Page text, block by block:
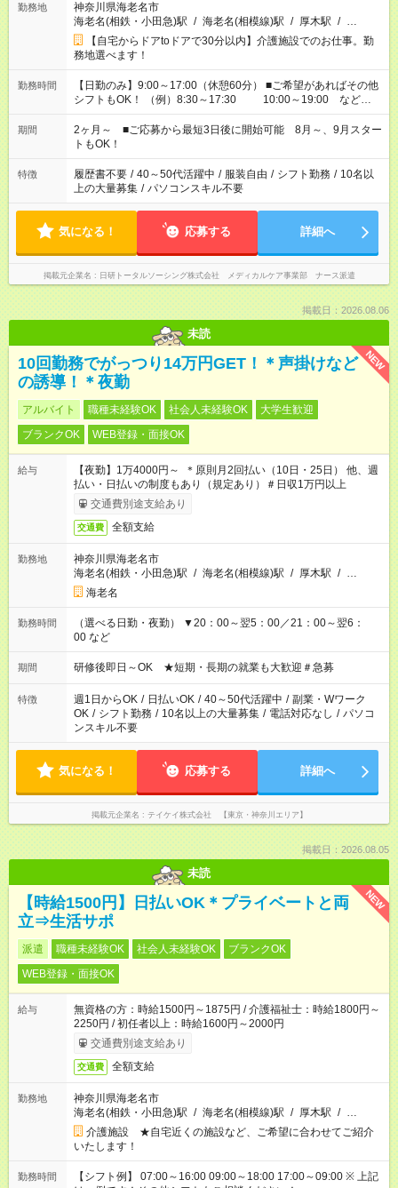
勤務地
神奈川県海老名市
海老名(相鉄・小田急)駅 / 海老名(相模線)駅 / 厚木駅 / …
【自宅からドアtoドアで30分以内】介護施設でのお仕事。勤
務地選べます！
勤務時間
【日勤のみ】9:00～17:00（休憩60分） ■ご希望があればその他
シフトもOK！ （例）8:30～17:30 10:00～19:00 など
「家族とお休みを合わせたい」 「できれば残業はしたくない」
など、あなたのご希望に沿ったお仕事をご紹介します！ ※Wワ
ーク希望の方へ 今ご覧のお仕事で希望する勤務時間と、もう1つ
のお仕事の勤務時間。 合計で週40時間を超える場合は応募でき
ません
期間
2ヶ月～ ■ご応募から最短3日後に開始可能 8月～、9月スター
トもOK！
特徴 履歴書不要 / 40～50代活躍中 / 服装自由 / シフト勤務 / 10名以
上の大量募集 / パソコンスキル不要
気になる！ 応募する 詳細へ
掲載元企業名 日研トータルソーシング株式会社 メディカルケア事業部 ナース派遣
掲載日：2026.08.06
未読
NEW
10回勤務でがっつり14万円GET！＊声掛けなど
の誘導！＊夜勤
アルバイト 職種未経験OK 社会人未経験OK
大学生歓迎
ブランクOK
WEB登録・面接OK
給与
【夜勤】1万4000円～ ＊原則月2回払い（10日・25日） 他、週
払い・日払いの制度もあり（規定あり）＃日収1万円以上
交通費別途支給あり
交通費 全額支給
勤務地
神奈川県海老名市
海老名(相鉄・小田急)駅 / 海老名(相模線)駅 / 厚木駅 / …
海老名
勤務時間
（選べる日勤・夜勤） ▼20：00～翌5：00／21：00～翌6：
00 など
期間 研修後即日～OK ★短期・長期の就業も大歓迎＃急募
特徴 週1日からOK / 日払いOK / 40～50代活躍中 / 副業・Wワーク
OK / シフト勤務 / 10名以上の大量募集 / 電話対応なし / パソコ
ンスキル不要
気になる！ 応募する 詳細へ
掲載元企業名 テイケイ株式会社 【東京・神奈川エリア】
掲載日：2026.08.05
未読
NEW
【時給1500円】日払いOK＊プライベートと両
立⇒生活サポ
派遣 職種未経験OK 社会人未経験OK
ブランクOK
WEB登録・面接OK
給与
無資格の方：時給1500円～1875円 / 介護福祉士：時給1800円～
2250円 / 初任者以上：時給1600円～2000円
交通費別途支給あり
交通費 全額支給
勤務地
神奈川県海老名市
海老名(相鉄・小田急)駅 / 海老名(相模線)駅 / 厚木駅 / …
介護施設 ★自宅近くの施設など、ご希望に合わせてご紹介
いたします！
勤務時間
【シフト例】 07:00～16:00 09:00～18:00 17:00～09:00 ※ 上記